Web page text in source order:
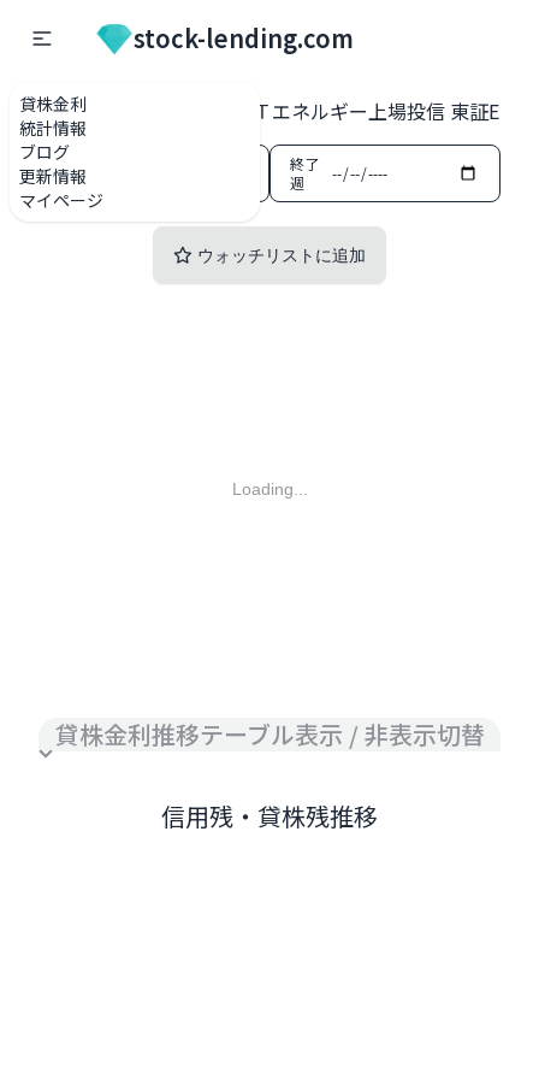
貸株金利
統計情報
ブログ
更新情報
マイページ
stock-lending.com
貸株金利一覧 1685 ＷＴエネルギー上場投信 東証ETF
開始
週
終了
週
ウォッチリストに追加
Loading...
貸株金利推移テーブル表示 / 非表示切替
信用残・貸株残推移